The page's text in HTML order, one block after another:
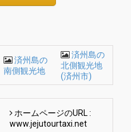
済州島の
南側観光地
済州島の
北側観光地
(済州市)
ホームページのURL :
www.jejutourtaxi.net